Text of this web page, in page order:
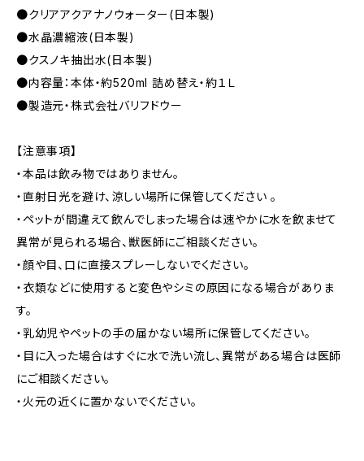
●クリアアクアナノウォーター(日本製)
●水晶濃縮液(日本製)
●クスノキ抽出水(日本製)
●内容量：本体・約520ml 詰め替え・約１Ｌ
●製造元・株式会社バリフドウー
【注意事項】
・本品は飲み物ではありません。
・直射日光を避け、涼しい場所に保管してください 。
・ペットが間違えて飲んでしまった場合は速やかに水を飲ませて
異常が見られる場合、獣医師にご相談ください。
・顔や目、口に直接スプレーしないでください。
・衣類などに使用すると変色やシミの原因になる場合がありま
す。
・乳幼児やペットの手の届かない場所に保管してください。
・目に入った場合はすぐに水で洗い流し、異常がある場合は医師
にご相談ください。
・火元の近くに置かないでください。